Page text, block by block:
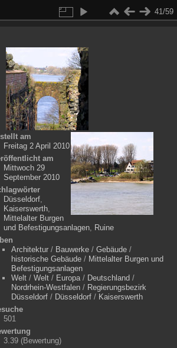
41/59
am
Freitag 2 April 2010
am
Mittwoch 29
September 2010
Düsseldorf,
Kaiserswerth,
Mittelalter Burgen
und Befestigungsanlagen, Ruine
Architektur/ Bauwerke/ Gebäude/
historische Gebäude/ Mittelalter Burgen und
Befestigungsanlagen
Welt/ Welt/ Europa/ Deutschland /
Nordrhein-Westfalen/ Regierungsbezirk
Düsseldorf/ Düsseldorf/ Kaiserswerth
501
3.39 (Bewertung)